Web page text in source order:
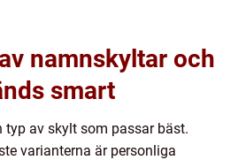
namnskyltar och
smart
typ av skylt som passar bäst.
varianterna är personliga